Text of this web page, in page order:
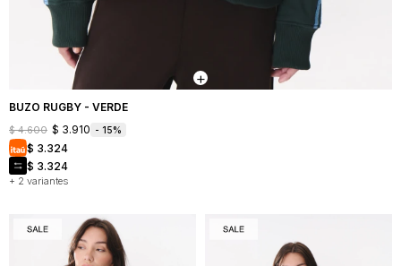
BUZO RUGBY - VERDE
+ 2 variantes
$ 4.600 $ 3.910 15
$ 3.324
$ 3.324